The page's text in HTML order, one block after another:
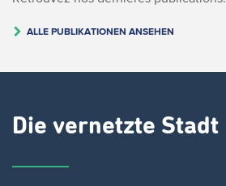
ALLE PUBLIKATIONEN ANSEHEN
Die vernetzte Stadt